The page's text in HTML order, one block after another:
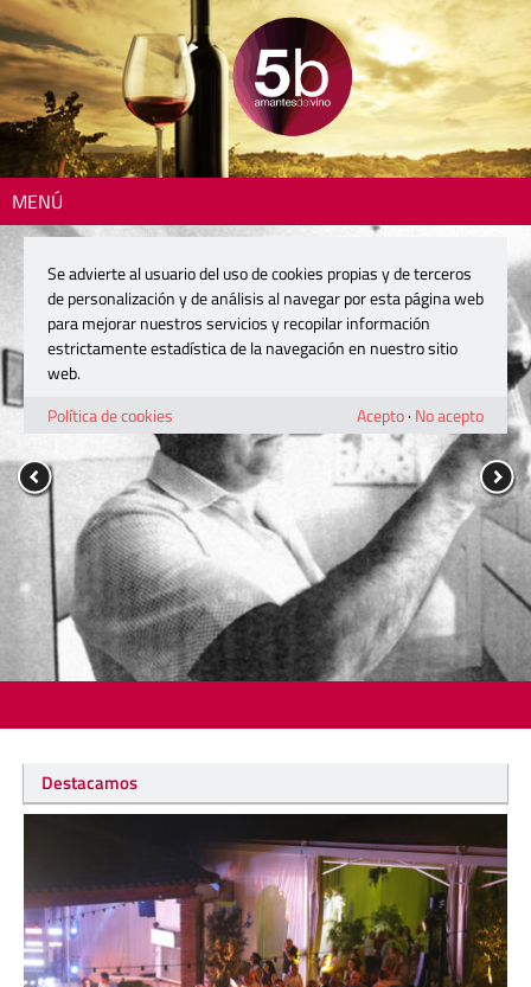
MENÚ
Destacamos
Se advierte al usuario del uso de cookies propias y de terceros
de personalización y de análisis al navegar por esta página web
para mejorar nuestros servicios y recopilar información
estrictamente estadística de la navegación en nuestro sitio
web.
Política de cookies
Acepto· No acepto